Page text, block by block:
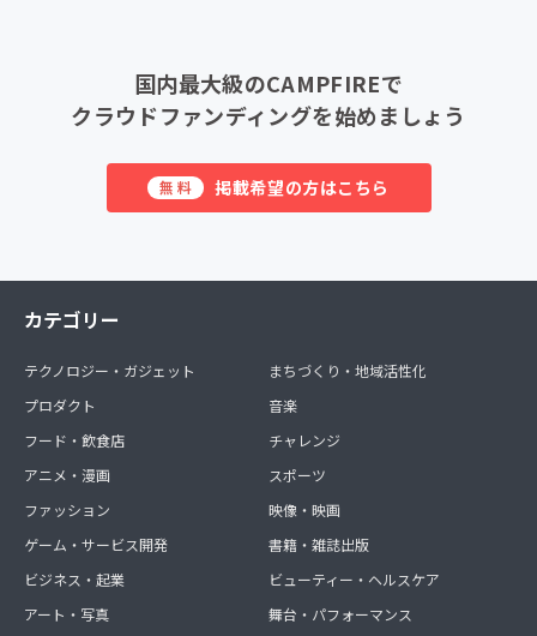
国内最大級のCAMPFIREで
クラウドファンディングを始めましょう
無料 掲載希望の方はこちら
カテゴリー
テクノロジー・ガジェット
プロダクト
フード・飲食店
アニメ・漫画
ファッション
ゲーム・サービス開発
ビジネス・起業
アート・写真
まちづくり・地域活性化
音楽
チャレンジ
スポーツ
映像・映画
書籍・雑誌出版
ビューティー・ヘルスケア
舞台・パフォーマンス